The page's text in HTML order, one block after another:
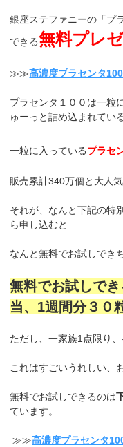
銀座ステファニーの「プ
できる無料プレ
≫≫高濃度プラセンタ
プラセンタ１００は一粒
ゅーっと詰め込まれてい
一粒に入っているプラセ
販売累計340万個と大人気
それが、なんと下記の特
ら申し込むと
なんと無料でお試しでき
無料でお試しで
当、1週間分３０
ただし、一家族1点限り、
これはすごいうれしい、
無料でお試しできるのは
ています。
≫≫高濃度プラセンタ